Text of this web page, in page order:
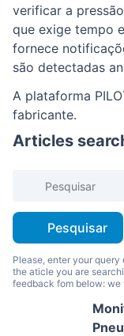
verificar a
que exige tempo
fornece
são detectadas
A plataforma
fabricante.
Articles
Pesquisar
Please, enter your
the aticle you are
feedback fom below: